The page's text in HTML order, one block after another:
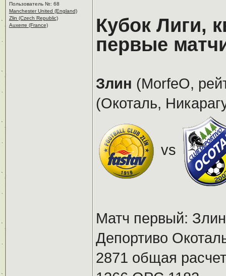
Пользователь №: 68
Manchester United (England)
Zlin (Czech Republic)
Auxerre (France)
Кубок Лиги,
первые
Злин (MorfeO,
(Окоталь,
vs
Матч первый:
Депортиво
2871 общая